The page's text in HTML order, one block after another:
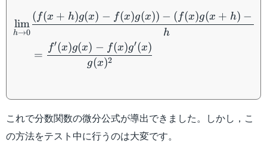
\begin{aligned}
h→0
lim
h
( f(x + h)g(x) − f(x)g(x)) − ( f(x)g(x + h) −
=
g(x)2
f′(x)g(x) − f(x)g′(x)
これで分数関数の微分公式が導出できました。しかし，こ
の方法をテスト中に行うのは大変です。